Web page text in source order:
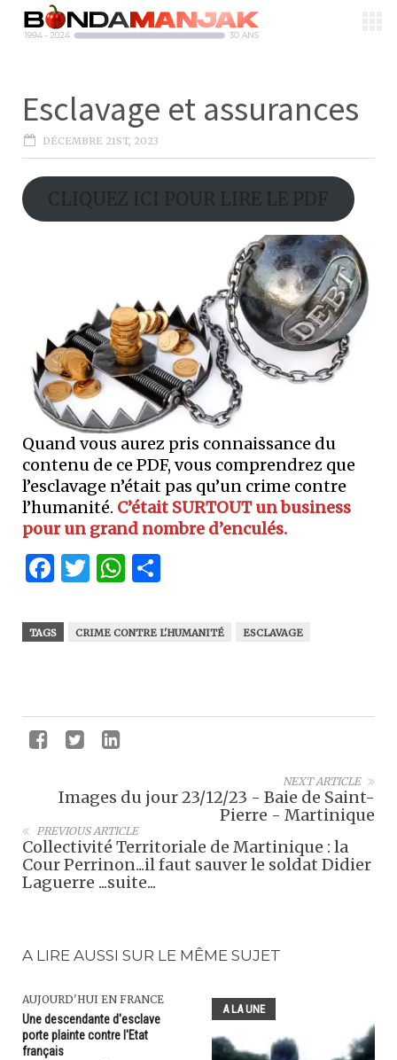
Esclavage et assurances
DÉCEMBRE 21ST, 2023
CLIQUEZ ICI POUR LIRE LE PDF
Quand vous aurez pris connaissance du
contenu de ce PDF, vous comprendrez que
l’esclavage n’était pas qu’un crime contre
l’humanité. C’était SURTOUT un business
pour un grand nombre d’enculés.
Facebook
Twitter
WhatsApp
TAGS CRIME CONTRE L'HUMANITÉ ESCLAVAGE
NEXT ARTICLE
Images du jour 23/12/23 - Baie de Saint-
Pierre - Martinique
PREVIOUS ARTICLE
Collectivité Territoriale de Martinique : la
Cour Perrinon...il faut sauver le soldat Didier
Laguerre ...suite...
A LIRE AUSSI SUR LE MÊME SUJET
AUJOURD'HUI EN FRANCE
Une descendante d'esclave
porte plainte contre l'Etat
français
A LA UNE